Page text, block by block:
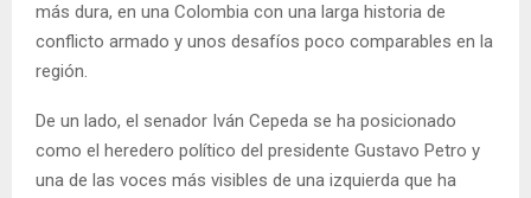
más dura, en una Colombia con una larga historia de
conflicto armado y unos desafíos poco comparables en la
región.
De un lado, el senador Iván Cepeda se ha posicionado
como el heredero político del presidente Gustavo Petro y
una de las voces más visibles de una izquierda que ha